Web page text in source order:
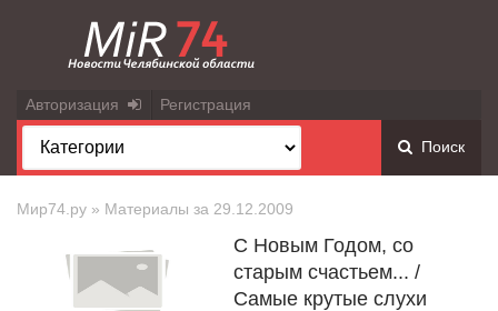
Авторизация Регистрация
Поиск
Мир74.ру » Материалы за 29.12.2009
С Новым Годом, со
старым счастьем... /
Самые крутые слухи